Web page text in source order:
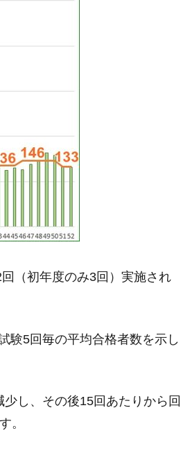
（初年度のみ3回）実施され
験5回毎の平均合格者数を示し
し、その後15回あたりから回
。